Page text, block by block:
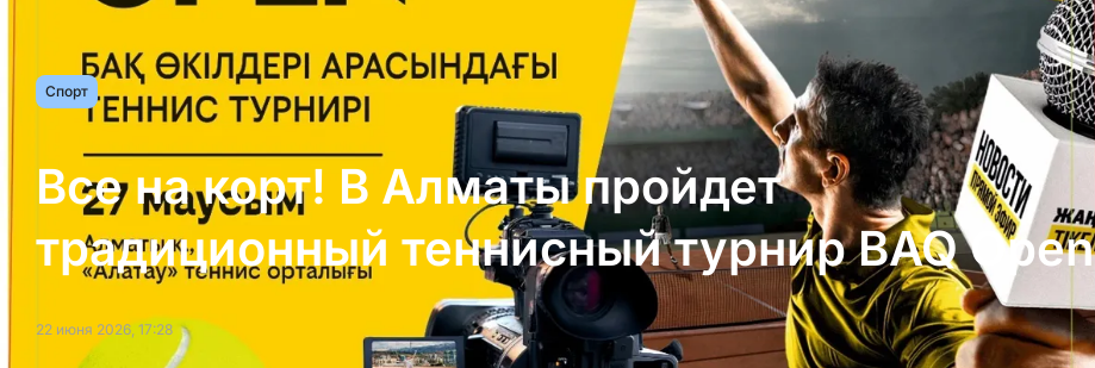
Спорт
Все на корт! В Алматы пройдет
традиционный теннисный турнир BAQ Open
22 июня 2026, 17:28